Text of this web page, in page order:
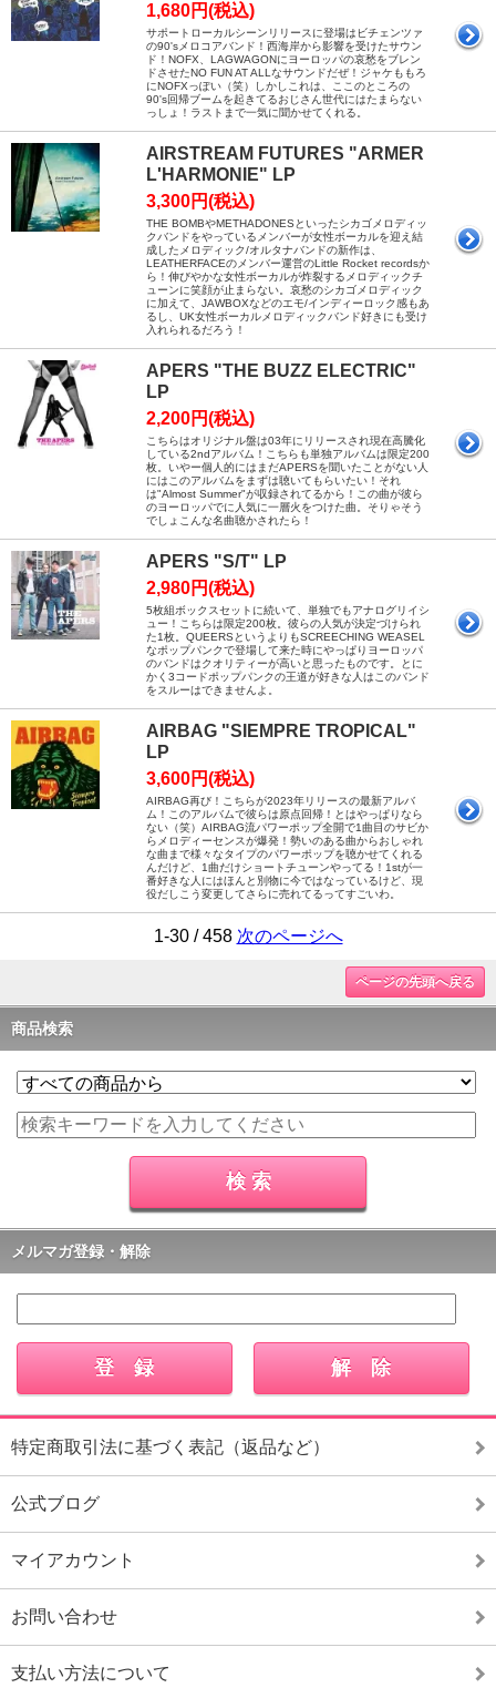
1,680円(税込)
サポートローカルシーンリリースに登場はビチェンツァ
の90'sメロコアバンド！西海岸から影響を受けたサウン
ド！NOFX、LAGWAGONにヨーロッパの哀愁をブレン
ドさせたNO FUN AT ALLなサウンドだぜ！ジャケももろ
にNOFXっぽい（笑）しかしこれは、ここのところの
90's回帰ブームを起きてるおじさん世代にはたまらない
っしょ！ラストまで一気に聞かせてくれる。
AIRSTREAM FUTURES "ARMER
L'HARMONIE" LP
3,300円(税込)
THE BOMBやMETHADONESといったシカゴメロディッ
クバンドをやっているメンバーが女性ボーカルを迎え結
成したメロディック/オルタナバンドの新作は、
LEATHERFACEのメンバー運営のLittle Rocket recordsか
ら！伸びやかな女性ボーカルが炸裂するメロディックチ
ューンに笑顔が止まらない。哀愁のシカゴメロディック
に加えて、JAWBOXなどのエモ/インディーロック感もあ
るし、UK女性ボーカルメロディックバンド好きにも受け
入れられるだろう！
APERS "THE BUZZ ELECTRIC"
LP
2,200円(税込)
こちらはオリジナル盤は03年にリリースされ現在高騰化
している2ndアルバム！こちらも単独アルバムは限定200
枚。いやー個人的にはまだAPERSを聞いたことがない人
にはこのアルバムをまずは聴いてもらいたい！それ
は"Almost Summer"が収録されてるから！この曲が彼ら
のヨーロッパでに人気に一層火をつけた曲。そりゃそう
でしょこんな名曲聴かされたら！
APERS "S/T" LP
2,980円(税込)
5枚組ボックスセットに続いて、単独でもアナログリイシ
ュー！こちらは限定200枚。彼らの人気が決定づけられ
た1枚。QUEERSというよりもSCREECHING WEASEL
なポップパンクで登場して来た時にやっぱりヨーロッパ
のバンドはクオリティーが高いと思ったものです。とに
かく3コードポップパンクの王道が好きな人はこのバンド
をスルーはできませんよ。
AIRBAG "SIEMPRE TROPICAL"
LP
3,600円(税込)
AIRBAG再び！こちらが2023年リリースの最新アルバ
ム！このアルバムで彼らは原点回帰！とはやっぱりなら
ない（笑）AIRBAG流パワーポップ全開で1曲目のサビか
らメロディーセンスが爆発！勢いのある曲からおしゃれ
な曲まで様々なタイプのパワーポップを聴かせてくれる
んだけど、1曲だけショートチューンやってる！1stが一
番好きな人にはほんと別物に今ではなっているけど、現
役だしこう変更してさらに売れてるってすごいわ。
1-30 / 458 次のページへ
ページの先頭へ戻る
商品検索
メルマガ登録・解除
特定商取引法に基づく表記（返品など）
公式ブログ
マイアカウント
お問い合わせ
支払い方法について